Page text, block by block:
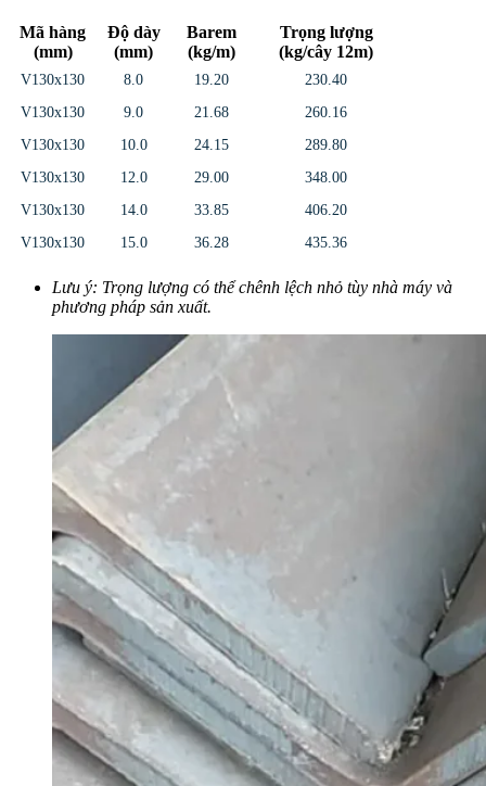
Mã hàng
(mm)
Độ dày
(mm)
Barem
(kg/m)
Trọng lượng
(kg/cây 12m)
V130x130 8.0 19.20
230.40
V130x130
9.0 21.68
260.16
V130x130
10.0 24.15
289.80
V130x130
12.0 29.00
348.00
V130x130
14.0 33.85
406.20
V130x130
15.0 36.28 435.36
Lưu ý: Trọng lượng có thể chênh lệch nhỏ tùy nhà máy và
phương pháp sản xuất.